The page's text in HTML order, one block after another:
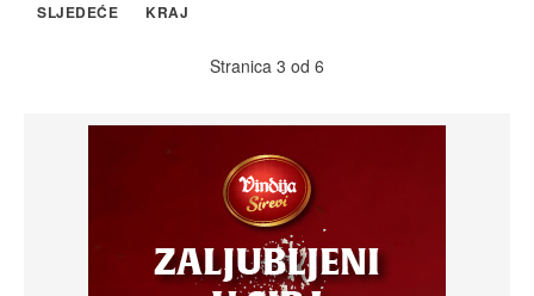
SLJEDEĆE
KRAJ
Stranica 3 od 6